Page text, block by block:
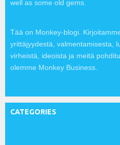
well as some old gems.
Tää on Monkey-blogi.
yrittäjyydestä, valmentamisesta,
virheistä, ideoista ja meitä
olemme Monkey Business.
CATEGORIES